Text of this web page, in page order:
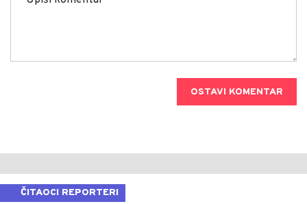
OSTAVI KOMENTAR
ČITAOCI REPORTERI